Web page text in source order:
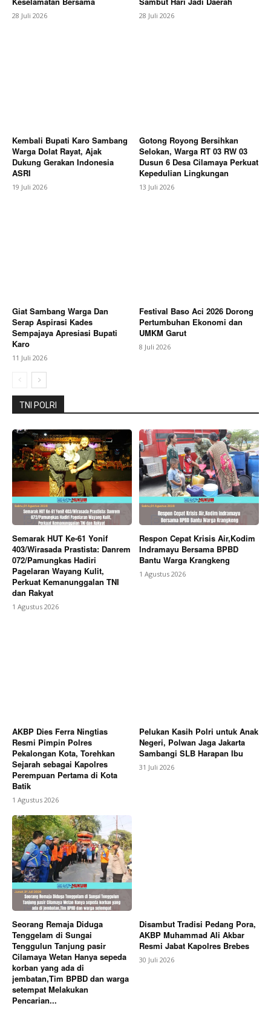
Magazine PRO
SUBSCRIBE NOW
My account
Bagikan Artikel
Berita Lainnya
Plt. Bupati Sukirman Ajak Masyarakat Jaga dan Rawat
Jembatan Gantung Garuda
28 Juli 2026 28 Juli 2026
Kembali Bupati Karo Sambang
Warga Dolat Rayat, Ajak
Dukung Gerakan Indonesia
ASRI
19 Juli 2026
Gotong Royong Bersihkan
Selokan, Warga RT 03 RW 03
Dusun 6 Desa Cilamaya Perkuat
Kepedulian Lingkungan
13 Juli 2026
Giat Sambang Warga Dan
Serap Aspirasi Kades
Sempajaya Apresiasi Bupati
Karo
11 Juli 2026
Festival Baso Aci 2026 Dorong
Pertumbuhan Ekonomi dan
UMKM Garut
8 Juli 2026
TNI POLRI
Semarak HUT Ke-61 Yonif
403/Wirasada Prastista: Danrem
072/Pamungkas Hadiri
Pagelaran Wayang Kulit,
Perkuat Kemanunggalan TNI
dan Rakyat
1 Agustus 2026
Respon Cepat Krisis Air,Kodim
Indramayu Bersama BPBD
Bantu Warga Krangkeng
1 Agustus 2026
AKBP Dies Ferra Ningtias
Resmi Pimpin Polres
Pekalongan Kota, Torehkan
Sejarah sebagai Kapolres
Perempuan Pertama di Kota
Batik
1 Agustus 2026
Pelukan Kasih Polri untuk Anak
Negeri, Polwan Jaga Jakarta
Sambangi SLB Harapan Ibu
31 Juli 2026
Seorang Remaja Diduga
Tenggelam di Sungai
Tenggulun Tanjung pasir
Cilamaya Wetan Hanya sepeda
korban yang ada di
jembatan,Tim BPBD dan warga
setempat Melakukan
Pencarian...
Disambut Tradisi Pedang Pora,
AKBP Muhammad Ali Akbar
Resmi Jabat Kapolres Brebes
30 Juli 2026